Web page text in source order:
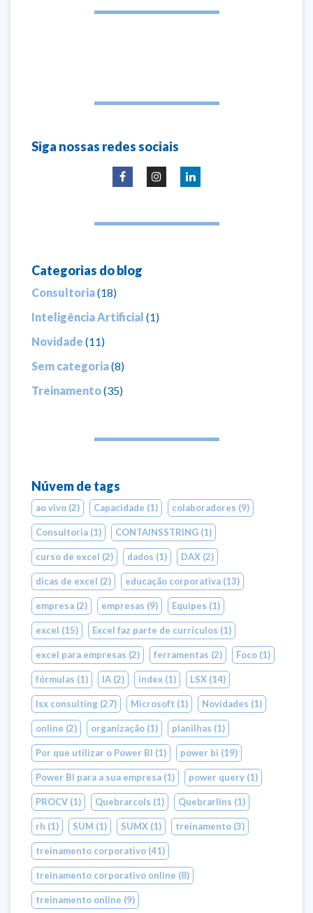
Siga nossas redes sociais
Categorias do blog
Consultoria(18)
Inteligência Artificial (1)
Novidade (11)
Sem categoria(8)
Treinamento(35)
Núvem de tags
ao vivo (2) Capacidade (1) colaboradores (9)
Consultoria (1) CONTAINSSTRING (1)
curso de excel (2) dados (1) DAX (2)
dicas de excel (2) educação corporativa (13)
empresa (2) empresas (9) Equipes (1)
excel (15) Excel faz parte de currículos (1)
excel para empresas (2) ferramentas (2) Foco (1)
fórmulas (1) IA (2) index (1) LSX (14)
lsx consulting (27) Microsoft (1) Novidades (1)
online (2) organização (1) planilhas (1)
Por que utilizar o Power BI (1) power bi (19)
Power BI para a sua empresa (1) power query (1)
PROCV (1) Quebrarcols (1) Quebrarlins (1)
rh (1) SUM (1) SUMX (1) treinamento (3)
treinamento corporativo (41)
treinamento corporativo online (8)
treinamento online (9)